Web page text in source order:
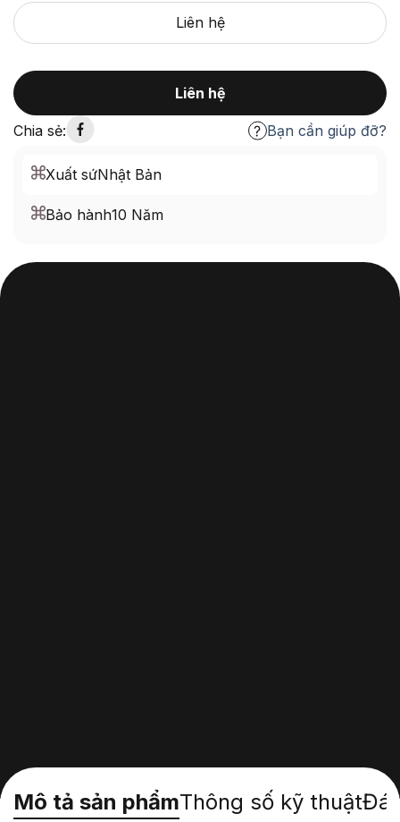
Liên hệ
Liên hệ
Chia sẻ: Bạn cần giúp đỡ?
Xuất sứNhật Bản
Bảo hành10 Năm
Mô tả sản phẩmThông số kỹ thuật